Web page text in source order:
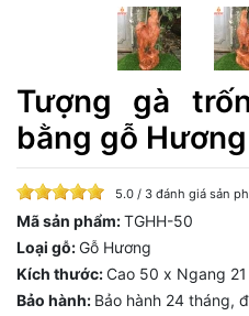
Tượng gà
bằng gỗ
5.0 / 3 đánh giá sản
Mã sản phẩm:TGHH-50
Loại gỗ:Gỗ Hương
Kích thước:Cao 50 x Ngang
Bảo hành: Bảo hành 24 tháng,